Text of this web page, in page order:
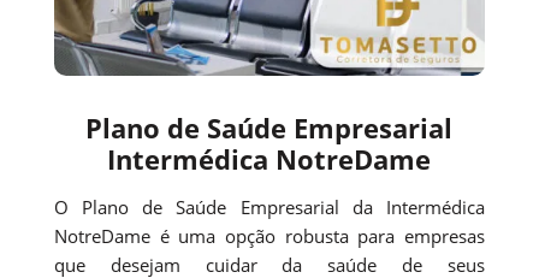
Plano de Saúde Empresarial
Intermédica NotreDame
O Plano de Saúde Empresarial da Intermédica
NotreDame é uma opção robusta para empresas
que desejam cuidar da saúde de seus